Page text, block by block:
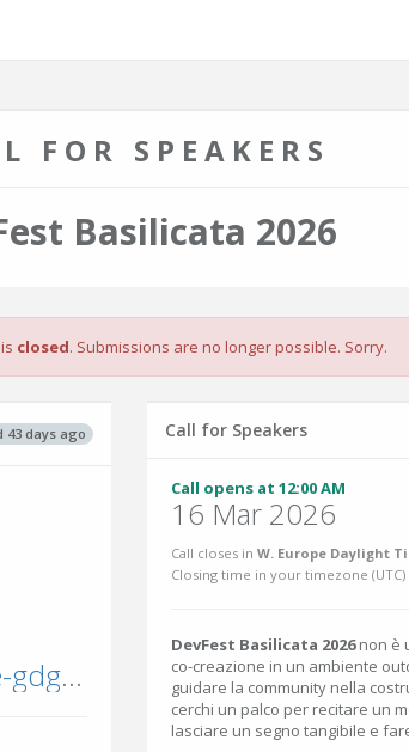
FOR SPEAKERS
Basilicata 2026
closed. Submissions are no longer possible. Sorry.
43 days ago
gdg.community.dev/events/details/google-gdg-basilicata-presents-devfest-basilicata-2026-tech-in-the-great-outdoors-devforest/
Call for Speakers
Call opens at 12:00 AM
16 Mar 2026
Call closes in W. Europe Daylight
Closing time in your timezone (UTC)
DevFest Basilicata 2026non è
co-creazione in un ambiente
guidare la community nella
cerchi un palco per recitare un
lasciare un segno tangibile e